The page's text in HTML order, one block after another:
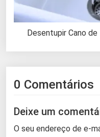
Desentupir Cano
0 Comentários
Deixe um
O seu endereço de e-